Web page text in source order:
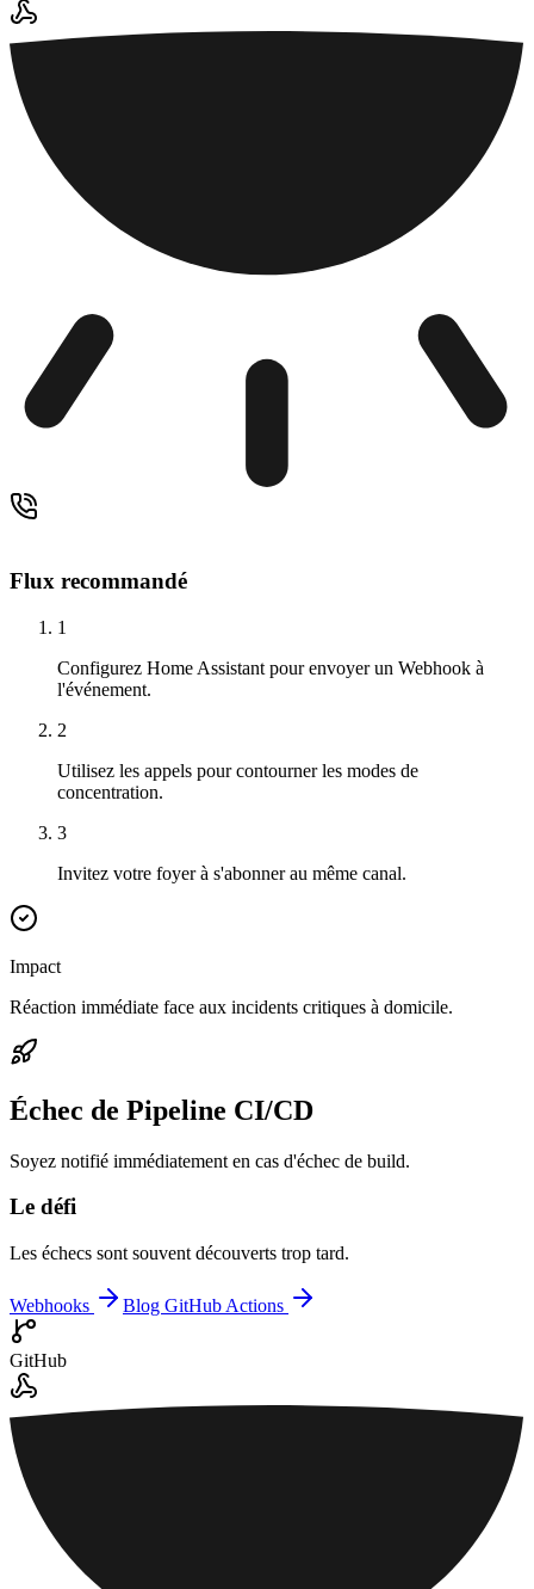
Flux recommandé
1
Configurez Home Assistant pour envoyer un Webhook à
l'événement.
2
Utilisez les appels pour contourner les modes de
concentration.
3
Invitez votre foyer à s'abonner au même canal.
Impact
Réaction immédiate face aux incidents critiques à domicile.
Échec de Pipeline CI/CD
Soyez notifié immédiatement en cas d'échec de build.
Le défi
Les échecs sont souvent découverts trop tard.
Webhooks Blog GitHub Actions
GitHub